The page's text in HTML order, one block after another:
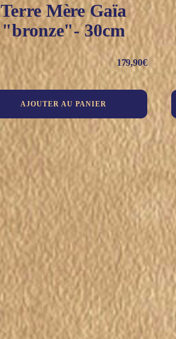
Terre Mère Gaïa
"bronze"- 30cm
179,90€
AJOUTER AU PANIER